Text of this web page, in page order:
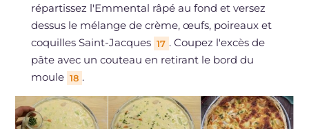
répartissez l'Emmental râpé au fond et versez
dessus le mélange de crème, œufs, poireaux et
coquilles Saint-Jacques 17 . Coupez l'excès de
pâte avec un couteau en retirant le bord du
moule 18 .